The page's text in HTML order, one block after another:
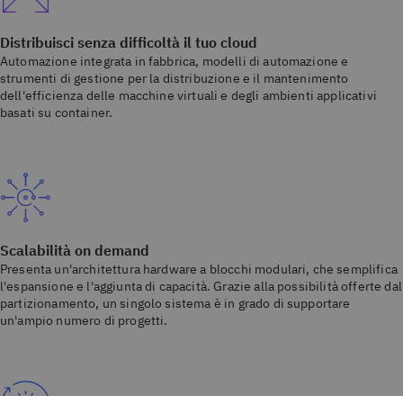
Distribuisci senza difficoltà il tuo cloud
Automazione integrata in fabbrica, modelli di automazione e
strumenti di gestione per la distribuzione e il mantenimento
dell'efficienza delle macchine virtuali e degli ambienti applicativi
basati su container.
Scalabilità on demand
Presenta un'architettura hardware a blocchi modulari, che semplifica
l'espansione e l'aggiunta di capacità. Grazie alla possibilità offerte dal
partizionamento, un singolo sistema è in grado di supportare
un'ampio numero di progetti.